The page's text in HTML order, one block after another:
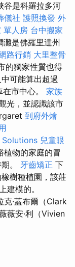
谷是科羅拉多河
儀社 護照換發 外
單人房 台中搬家
灘是佛羅里達州
路行銷 大里整骨
的獨家性質也得
可能算出超過
市中心。 家族
光，並認識該市
到府外燴
兒童眼
植物的家庭的冒
。 牙齒矯正 下
樹種植園，該莊
建模的。
克·蓋布爾（Clark
薇安·利（Vivien